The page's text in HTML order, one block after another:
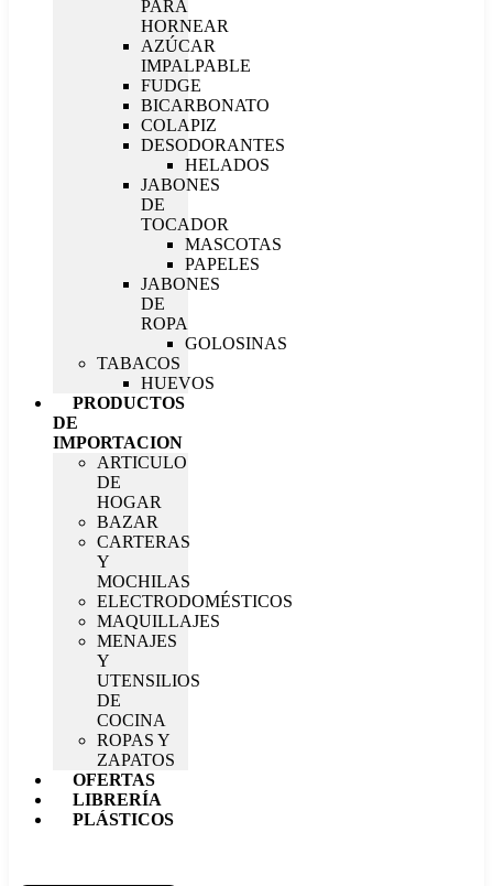
PARA
HORNEAR
AZÚCAR
IMPALPABLE
FUDGE
BICARBONATO
COLAPIZ
DESODORANTES
HELADOS
JABONES
DE
TOCADOR
MASCOTAS
PAPELES
JABONES
DE
ROPA
GOLOSINAS
TABACOS
HUEVOS
PRODUCTOS
DE
IMPORTACION
ARTICULO
DE
HOGAR
BAZAR
CARTERAS
Y
MOCHILAS
ELECTRODOMÉSTICOS
MAQUILLAJES
MENAJES
Y
UTENSILIOS
DE
COCINA
ROPAS Y
ZAPATOS
OFERTAS
LIBRERÍA
PLÁSTICOS